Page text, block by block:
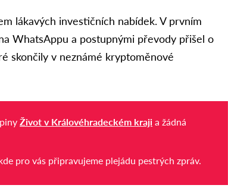
lákavých investičních nabídek. V prvním
WhatsAppu a postupnými převody přišel o
skončily v neznámé kryptoměnové
Život v Královéhradeckém kraji a žádná
kde pro vás připravujeme plejádu pestrých zpráv.